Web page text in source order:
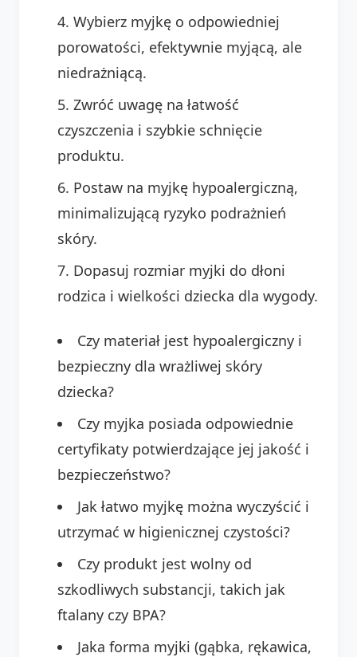
Wybierz myjkę o odpowiedniej
porowatości, efektywnie myjącą, ale
niedrażniącą.
Zwróć uwagę na łatwość
czyszczenia i szybkie schnięcie
produktu.
Postaw na myjkę hypoalergiczną,
minimalizującą ryzyko podrażnień
skóry.
Dopasuj rozmiar myjki do dłoni
rodzica i wielkości dziecka dla wygody.
Czy materiał jest hypoalergiczny i
bezpieczny dla wrażliwej skóry
dziecka?
Czy myjka posiada odpowiednie
certyfikaty potwierdzające jej jakość i
bezpieczeństwo?
Jak łatwo myjkę można wyczyścić i
utrzymać w higienicznej czystości?
Czy produkt jest wolny od
szkodliwych substancji, takich jak
ftalany czy BPA?
Jaka forma myjki (gąbka, rękawica,